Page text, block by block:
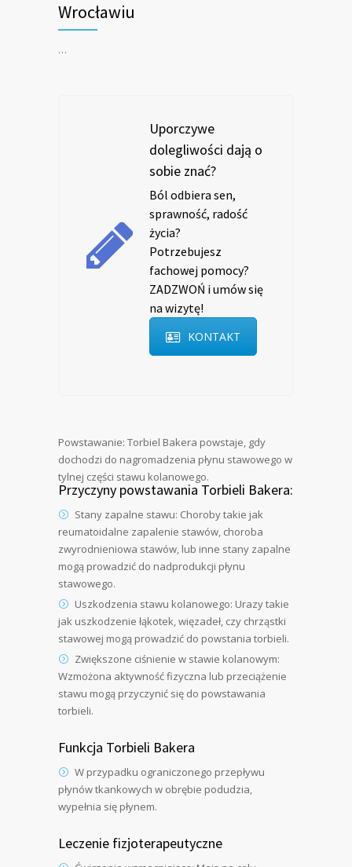
Wrocławiu
…
Uporczywe
dolegliwości dają o
sobie znać?
Ból odbiera sen,
sprawność, radość
życia?
Potrzebujesz
fachowej pomocy?
ZADZWOŃ i umów się
na wizytę!
KONTAKT
Powstawanie: Torbiel Bakera powstaje, gdy
dochodzi do nagromadzenia płynu stawowego w
tylnej części stawu kolanowego.
Przyczyny powstawania Torbieli Bakera:
Stany zapalne stawu: Choroby takie jak
reumatoidalne zapalenie stawów, choroba
zwyrodnieniowa stawów, lub inne stany zapalne
mogą prowadzić do nadprodukcji płynu
stawowego.
Uszkodzenia stawu kolanowego: Urazy takie
jak uszkodzenie łąkotek, więzadeł, czy chrząstki
stawowej mogą prowadzić do powstania torbieli.
Zwiększone ciśnienie w stawie kolanowym:
Wzmożona aktywność fizyczna lub przeciążenie
stawu mogą przyczynić się do powstawania
torbieli.
Funkcja Torbieli Bakera
W przypadku ograniczonego przepływu
płynów tkankowych w obrębie podudzia,
wypełnia się płynem.
Leczenie fizjoterapeutyczne